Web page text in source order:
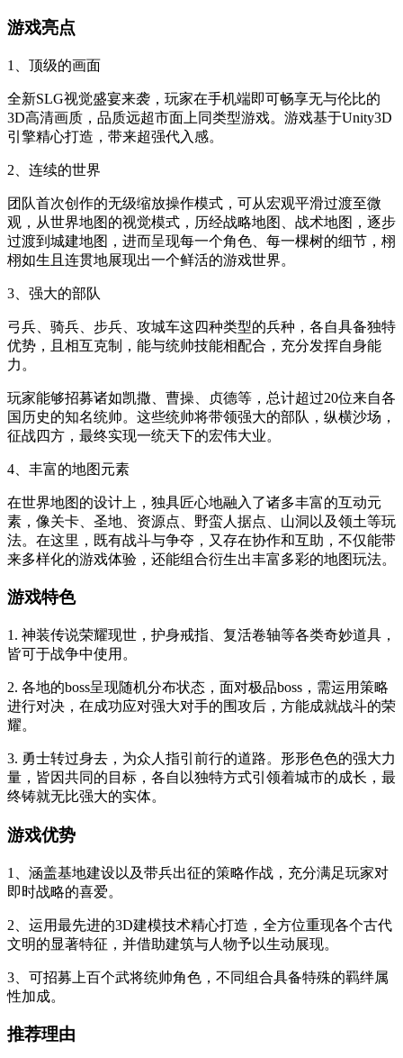
游戏亮点
1、顶级的画面
全新SLG视觉盛宴来袭，玩家在手机端即可畅享无与伦比的
3D高清画质，品质远超市面上同类型游戏。游戏基于Unity3D
引擎精心打造，带来超强代入感。
2、连续的世界
团队首次创作的无级缩放操作模式，可从宏观平滑过渡至微
观，从世界地图的视觉模式，历经战略地图、战术地图，逐步
过渡到城建地图，进而呈现每一个角色、每一棵树的细节，栩
栩如生且连贯地展现出一个鲜活的游戏世界。
3、强大的部队
弓兵、骑兵、步兵、攻城车这四种类型的兵种，各自具备独特
优势，且相互克制，能与统帅技能相配合，充分发挥自身能
力。
玩家能够招募诸如凯撒、曹操、贞德等，总计超过20位来自各
国历史的知名统帅。这些统帅将带领强大的部队，纵横沙场，
征战四方，最终实现一统天下的宏伟大业。
4、丰富的地图元素
在世界地图的设计上，独具匠心地融入了诸多丰富的互动元
素，像关卡、圣地、资源点、野蛮人据点、山洞以及领土等玩
法。在这里，既有战斗与争夺，又存在协作和互助，不仅能带
来多样化的游戏体验，还能组合衍生出丰富多彩的地图玩法。
游戏特色
1. 神装传说荣耀现世，护身戒指、复活卷轴等各类奇妙道具，
皆可于战争中使用。
2. 各地的boss呈现随机分布状态，面对极品boss，需运用策略
进行对决，在成功应对强大对手的围攻后，方能成就战斗的荣
耀。
3. 勇士转过身去，为众人指引前行的道路。形形色色的强大力
量，皆因共同的目标，各自以独特方式引领着城市的成长，最
终铸就无比强大的实体。
游戏优势
1、涵盖基地建设以及带兵出征的策略作战，充分满足玩家对
即时战略的喜爱。
2、运用最先进的3D建模技术精心打造，全方位重现各个古代
文明的显著特征，并借助建筑与人物予以生动展现。
3、可招募上百个武将统帅角色，不同组合具备特殊的羁绊属
性加成。
推荐理由